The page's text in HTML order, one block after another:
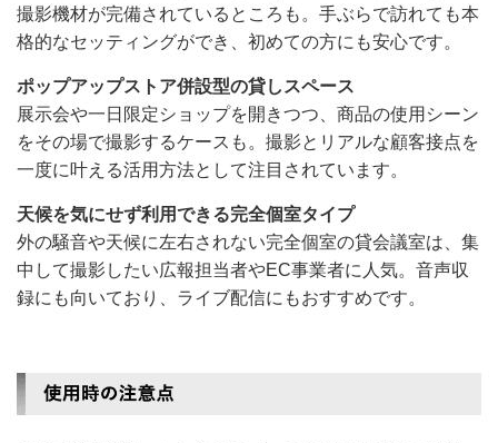
撮影機材が完備されているところも。手ぶらで訪れても本
格的なセッティングができ、初めての方にも安心です。
ポップアップストア併設型の貸しスペース
展示会や一日限定ショップを開きつつ、商品の使用シーン
をその場で撮影するケースも。撮影とリアルな顧客接点を
一度に叶える活用方法として注目されています。
天候を気にせず利用できる完全個室タイプ
外の騒音や天候に左右されない完全個室の貸会議室は、集
中して撮影したい広報担当者やEC事業者に人気。音声収
録にも向いており、ライブ配信にもおすすめです。